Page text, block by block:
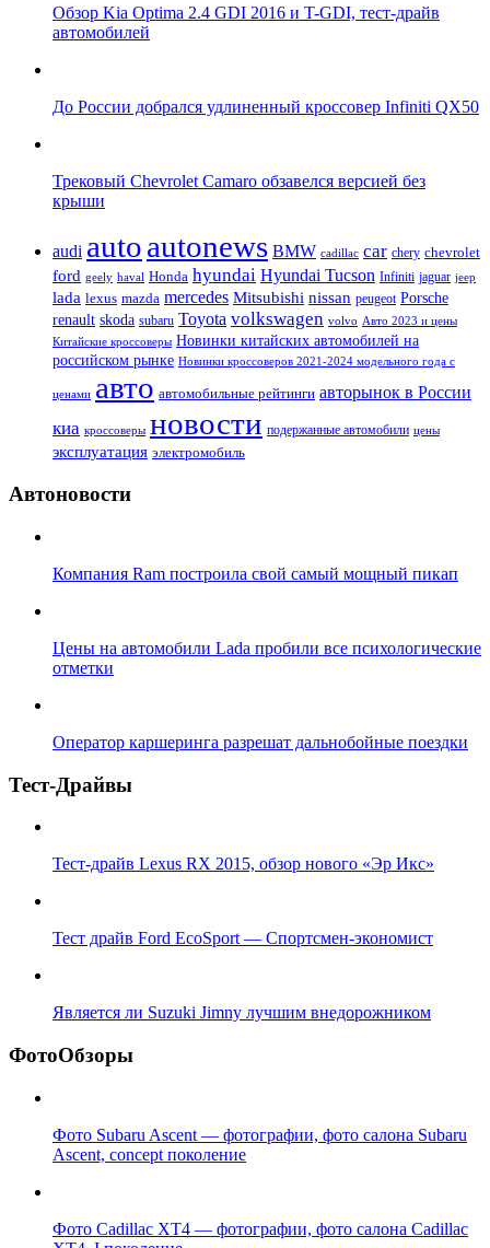
Обзор Kia Optima 2.4 GDI 2016 и T-GDI, тест-драйв
автомобилей
До России добрался удлиненный кроссовер Infiniti QX50
Трековый Chevrolet Camaro обзавелся версией без
крыши
audi autoautonews BMW cadillac car chery chevrolet
ford geely haval Honda hyundai Hyundai Tucson Infiniti jaguar jeep
lada lexus mazda mercedes Mitsubishi nissan peugeot Porsche
renault skoda subaru Toyota volkswagen volvo Авто 2023 и цены
Китайские кроссоверы Новинки китайских автомобилей на
российском рынке Новинки кроссоверов 2021-2024 модельного года с
ценами авто автомобильные рейтинги авторынок в России
киа кроссоверы новости подержанные автомобили цены
эксплуатация электромобиль
Автоновости
Компания Ram построила свой самый мощный пикап
Цены на автомобили Lada пробили все психологические
отметки
Оператор каршеринга разрешат дальнобойные поездки
Тест-Драйвы
Тест-драйв Lexus RX 2015, обзор нового «Эр Икс»
Тест драйв Ford EcoSport — Спортсмен-экономист
Является ли Suzuki Jimny лучшим внедорожником
ФотоОбзоры
Фото Subaru Ascent — фотографии, фото салона Subaru
Ascent, concept поколение
Фото Cadillac XT4 — фотографии, фото салона Cadillac